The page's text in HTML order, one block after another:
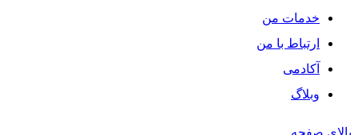
خدمات من
ارتباط با من
آکادمی
وبلاگ
بالای صفحه